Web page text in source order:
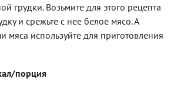
грудки. Возьмите для этого рецепта
и срежьте с нее белое мясо. А
мяса используйте для приготовления
порция